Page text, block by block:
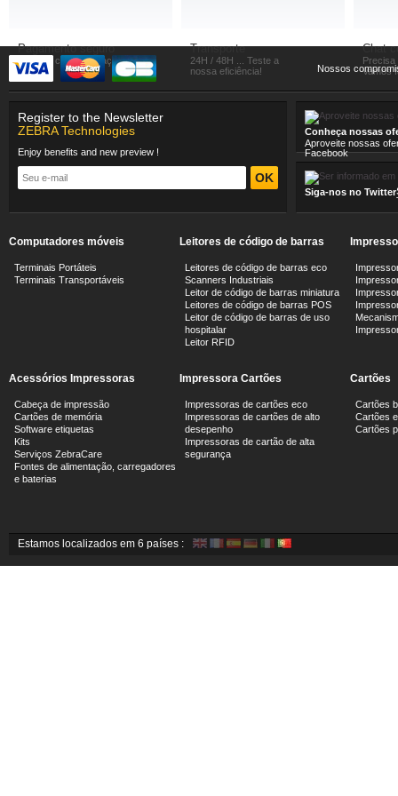
Pagamento seguro
Compre com seguraça
Transporte
24H / 48H ... Teste a
nossa eficiência!
Chat
Precisa
Vamos
Nossos
Register to the Newsletter
ZEBRA Technologies
Enjoy benefits and new preview !
Conheça nossas
Aproveite nossas
Facebook
Siga-nos no Twitter
Computadores móveis
Terminais Portáteis
Terminais Transportáveis
Leitores de código de barras
Leitores de código de barras eco
Scanners Industriais
Leitor de código de barras miniatura
Leitores de código de barras POS
Leitor de código de barras de uso
hospitalar
Leitor RFID
Acessórios Impressoras
Cabeça de impressão
Cartões de memória
Software etiquetas
Kits
Serviços ZebraCare
Fontes de alimentação, carregadores
e baterias
Impressora Cartões
Impressoras de cartões eco
Impressoras de cartões de alto
desepenho
Impressoras de cartão de alta
segurança
Cartões
Cartões
Cartões
Cartões
Estamos localizados em 6 países :